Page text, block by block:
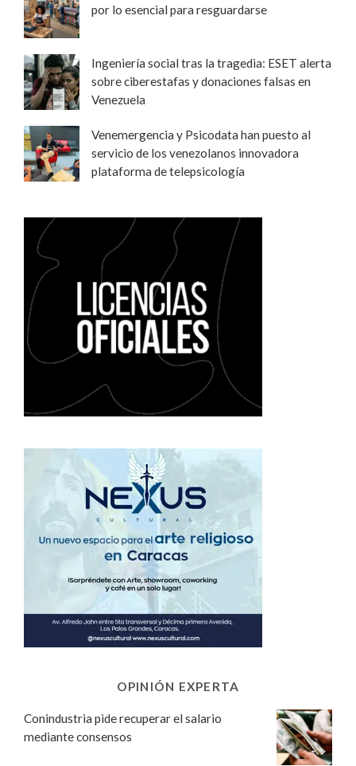
por lo esencial para resguardarse
Ingeniería social tras la tragedia: ESET alerta
sobre ciberestafas y donaciones falsas en
Venezuela
Venemergencia y Psicodata han puesto al
servicio de los venezolanos innovadora
plataforma de telepsicología
OPINIÓN EXPERTA
Conindustria pide recuperar el salario
mediante consensos